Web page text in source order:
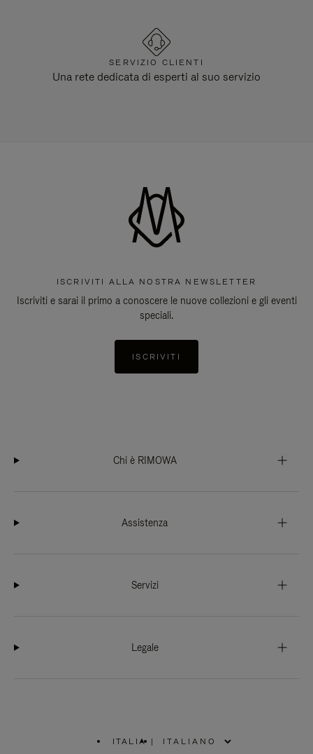
SERVIZIO CLIENTI
Una rete dedicata di esperti al suo servizio
ISCRIVITI ALLA NOSTRA NEWSLETTER
Iscriviti e sarai il primo a conoscere le nuove collezioni e gli eventi
speciali.
ISCRIVITI
Chi è RIMOWA
Assistenza
Servizi
Legale
ITALIA |